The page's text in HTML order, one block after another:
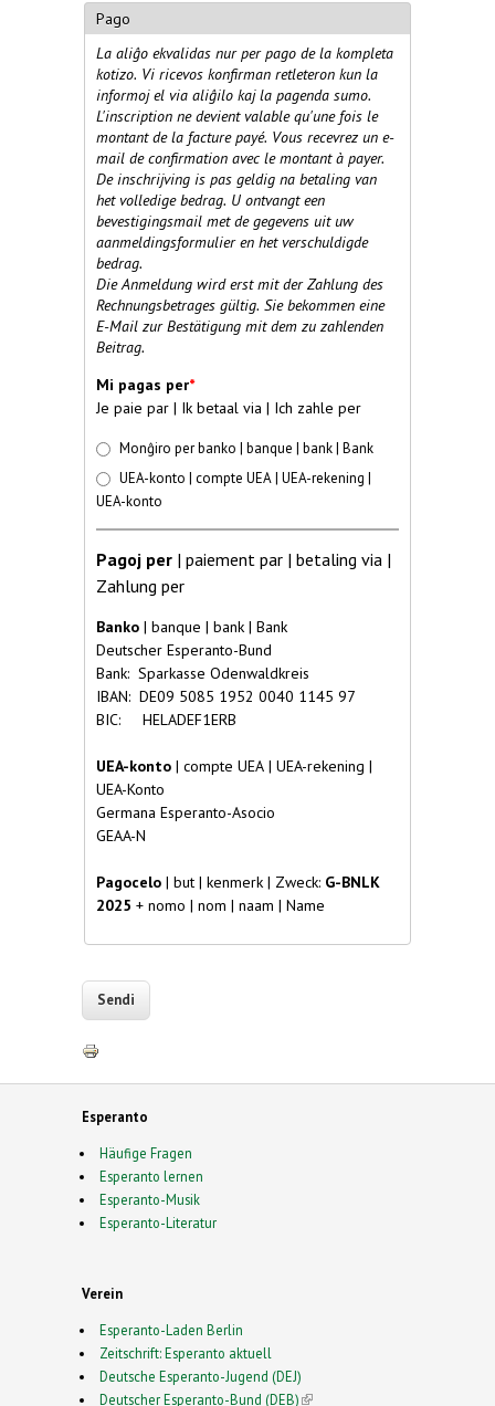
Pago
La aliĝo ekvalidas nur per pago de la kompleta
kotizo. Vi ricevos konfirman retleteron kun la
informoj el via aliĝilo kaj la pagenda sumo.
L'inscription ne devient valable qu'une fois le
montant de la facture payé. Vous recevrez un e-
mail de confirmation avec le montant à payer.
De inschrijving is pas geldig na betaling van
het volledige bedrag. U ontvangt een
bevestigingsmail met de gegevens uit uw
aanmeldingsformulier en het verschuldigde
bedrag.
Die Anmeldung wird erst mit der Zahlung des
Rechnungsbetrages gültig. Sie bekommen eine
E-Mail zur Bestätigung mit dem zu zahlenden
Beitrag.
Mi pagas per*
Je paie par | Ik betaal via | Ich zahle per
Pago per*
Monĝiro per banko | banque | bank | Bank
UEA-konto | compte UEA | UEA-rekening |
UEA-konto
Pagoj per | paiement par | betaling via |
Zahlung per
Banko | banque | bank | Bank
Deutscher Esperanto-Bund
Bank: Sparkasse Odenwaldkreis
IBAN: DE09 5085 1952 0040 1145 97
BIC: HELADEF1ERB
UEA-konto | compte UEA | UEA-rekening |
UEA-Konto
Germana Esperanto-Asocio
GEAA-N
Pagocelo | but | kenmerk | Zweck: G-BNLK
2025 + nomo | nom | naam | Name
Esperanto
Häufige Fragen
Esperanto lernen
Esperanto-Musik
Esperanto-Literatur
Verein
Esperanto-Laden Berlin
Zeitschrift: Esperanto aktuell
Deutsche Esperanto-Jugend (DEJ)
Deutscher Esperanto-Bund (DEB)(link is external)